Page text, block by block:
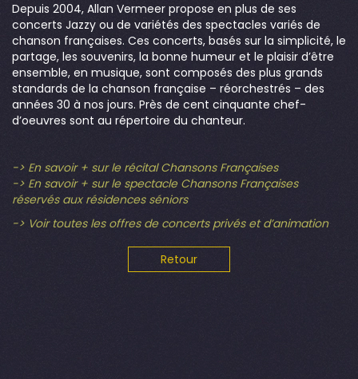
Depuis 2004, Allan Vermeer propose en plus de ses
concerts Jazzy ou de variétés des spectacles variés de
chanson françaises. Ces concerts, basés sur la simplicité, le
partage, les souvenirs, la bonne humeur et le plaisir d’être
ensemble, en musique, sont composés des plus grands
standards de la chanson française – réorchestrés – des
années 30 à nos jours. Près de cent cinquante chef-
d’oeuvres sont au répertoire du chanteur.
-> En savoir + sur le récital Chansons Françaises
-> En savoir + sur le spectacle Chansons Françaises
réservés aux résidences séniors
-> Voir toutes les offres de concerts privés et d’animation
Retour